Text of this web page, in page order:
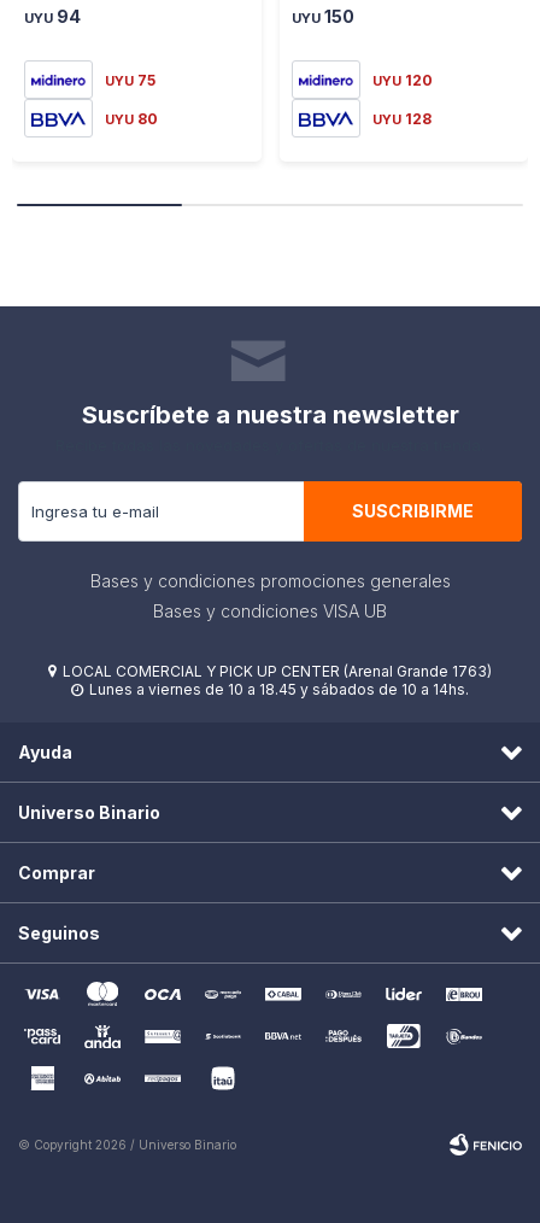
UYU 94
UYU 75
UYU 80
UYU 150
UYU 120
UYU 128
Suscríbete a nuestra newsletter
SUSCRIBIRME
Bases y condiciones promociones generales
Bases y condiciones VISA UB
 LOCAL COMERCIAL Y PICK UP CENTER (Arenal Grande 1763)
 Lunes a viernes de 10 a 18.45 y sábados de 10 a 14hs.
Ayuda
Universo Binario
Comprar
Seguinos
© Copyright 2026 / Universo Binario